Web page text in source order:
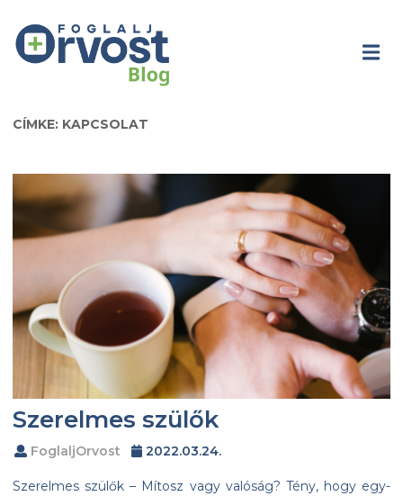
CÍMKE: KAPCSOLAT
Szerelmes szülők
FoglaljOrvost 2022.03.24.
Szerelmes szülők – Mítosz vagy valóság? Tény, hogy egy-